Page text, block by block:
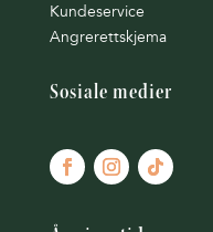
Kundeservice
Angrerettskjema
Sosiale medier